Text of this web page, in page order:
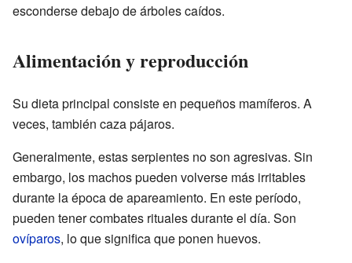
esconderse debajo de árboles caídos.
Alimentación y reproducción
Su dieta principal consiste en pequeños mamíferos. A
veces, también caza pájaros.
Generalmente, estas serpientes no son agresivas. Sin
embargo, los machos pueden volverse más irritables
durante la época de apareamiento. En este período,
pueden tener combates rituales durante el día. Son
ovíparos, lo que significa que ponen huevos.